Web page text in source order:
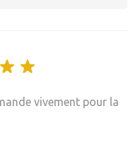
vivement pour la